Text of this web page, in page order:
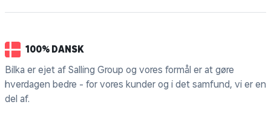
100% DANSK
Bilka er ejet af Salling Group og vores formål er at gøre
hverdagen bedre - for vores kunder og i det samfund, vi er en
del af.